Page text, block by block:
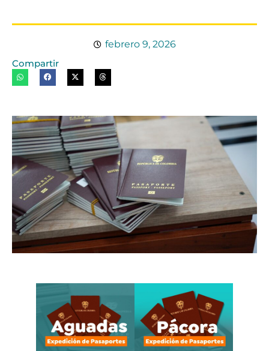
febrero 9, 2026
Compartir